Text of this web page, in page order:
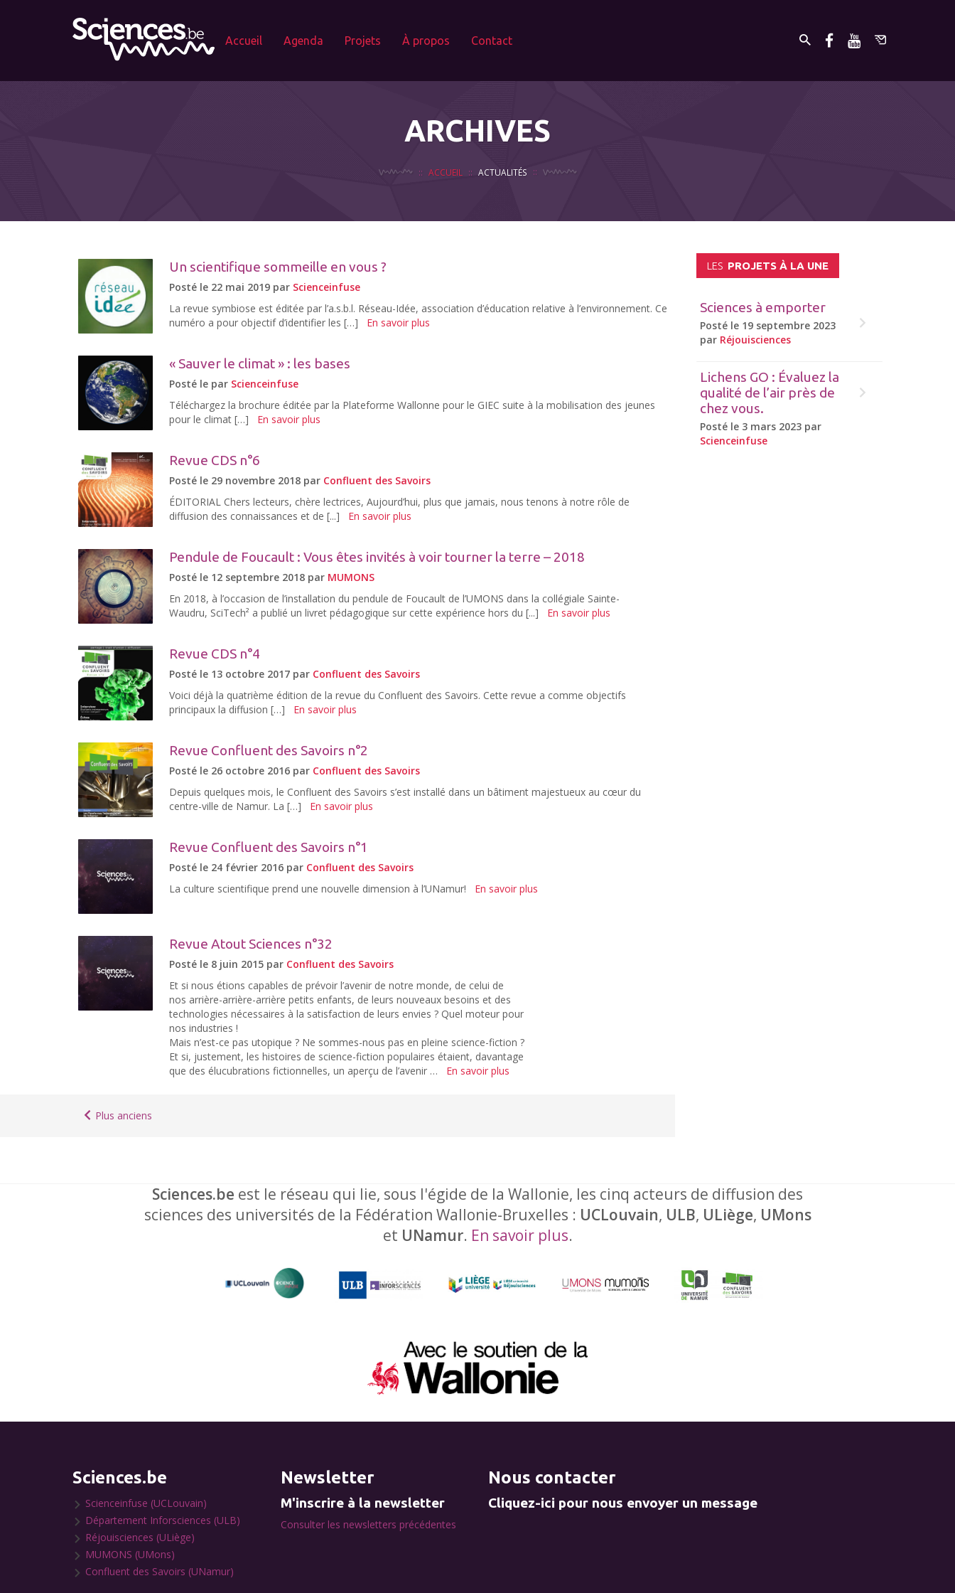
Accueil Agenda Projets À propos Contact
ARCHIVES
ACCUEIL ACTUALITÉS
Un scientifique sommeille en vous ?
Posté le 22 mai 2019 par Scienceinfuse
La revue symbiose est éditée par l’a.s.b.l. Réseau-Idée, association d’éducation relative à l’environnement. Ce
numéro a pour objectif d’identifier les […]
En savoir plus
« Sauver le climat » : les bases
Posté le par Scienceinfuse
Téléchargez la brochure éditée par la Plateforme Wallonne pour le GIEC suite à la mobilisation des jeunes
pour le climat […]
En savoir plus
Revue CDS n°6
Posté le 29 novembre 2018 par Confluent des Savoirs
ÉDITORIAL Chers lecteurs, chère lectrices, Aujourd’hui, plus que jamais, nous tenons à notre rôle de
diffusion des connaissances et de [...]
En savoir plus
Pendule de Foucault : Vous êtes invités à voir tourner la terre – 2018
Posté le 12 septembre 2018 par MUMONS
En 2018, à l’occasion de l’installation du pendule de Foucault de l’UMONS dans la collégiale Sainte-
Waudru, SciTech² a publié un livret pédagogique sur cette expérience hors du [...]
En savoir plus
Revue CDS n°4
Posté le 13 octobre 2017 par Confluent des Savoirs
Voici déjà la quatrième édition de la revue du Confluent des Savoirs. Cette revue a comme objectifs
principaux la diffusion […]
En savoir plus
Revue Confluent des Savoirs n°2
Posté le 26 octobre 2016 par Confluent des Savoirs
Depuis quelques mois, le Confluent des Savoirs s’est installé dans un bâtiment majestueux au cœur du
centre-ville de Namur. La […]
En savoir plus
Revue Confluent des Savoirs n°1
Posté le 24 février 2016 par Confluent des Savoirs
La culture scientifique prend une nouvelle dimension à l’UNamur!
En savoir plus
Revue Atout Sciences n°32
Posté le 8 juin 2015 par Confluent des Savoirs
Et si nous étions capables de prévoir l’avenir de notre monde, de celui de
nos arrière-arrière-arrière petits enfants, de leurs nouveaux besoins et des
technologies nécessaires à la satisfaction de leurs envies ? Quel moteur pour
nos industries !
Mais n’est-ce pas utopique ? Ne sommes-nous pas en pleine science-fiction ?
Et si, justement, les histoires de science-fiction populaires étaient, davantage
que des élucubrations fictionnelles, un aperçu de l’avenir …
En savoir plus
Plus anciens
LES PROJETS À LA UNE
Sciences à emporter
Posté le 19 septembre 2023
par Réjouisciences
Lichens GO : Évaluez la
qualité de l’air près de
chez vous.
Posté le 3 mars 2023 par
Scienceinfuse
Sciences.be est le réseau qui lie, sous l'égide de la Wallonie, les cinq acteurs de diffusion des
sciences des universités de la Fédération Wallonie-Bruxelles : UCLouvain, ULB, ULiège, UMons
et UNamur. En savoir plus.
Sciences.be
Scienceinfuse (UCLouvain)
Département Inforsciences (ULB)
Réjouisciences (ULiège)
MUMONS (UMons)
Confluent des Savoirs (UNamur)
Newsletter
M'inscrire à la newsletter
Consulter les newsletters précédentes
Nous contacter
Cliquez-ici pour nous envoyer un message